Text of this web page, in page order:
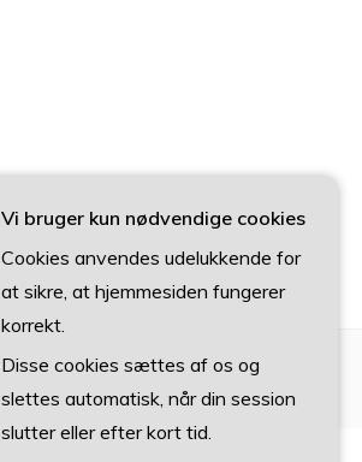
Vi bruger kun nødvendige cookies
Cookies anvendes udelukkende for
at sikre, at hjemmesiden fungerer
korrekt.
Disse cookies sættes af os og
slettes automatisk, når din session
slutter eller efter kort tid.